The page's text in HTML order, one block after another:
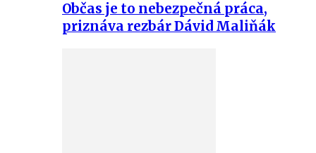
Občas je to nebezpečná práca,
priznáva rezbár Dávid Maliňák